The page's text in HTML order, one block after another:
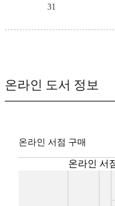
31
온라인 도서 정보
온라인 서점 구매
온라인 서